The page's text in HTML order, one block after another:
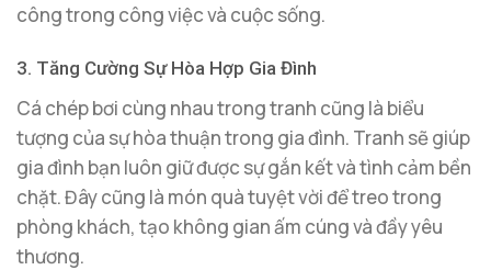
công trong công việc và cuộc sống.
3. Tăng Cường Sự Hòa Hợp Gia Đình
Cá chép bơi cùng nhau trong tranh cũng là biểu
tượng của sự hòa thuận trong gia đình. Tranh sẽ giúp
gia đình bạn luôn giữ được sự gắn kết và tình cảm bền
chặt. Đây cũng là món quà tuyệt vời để treo trong
phòng khách, tạo không gian ấm cúng và đầy yêu
thương.